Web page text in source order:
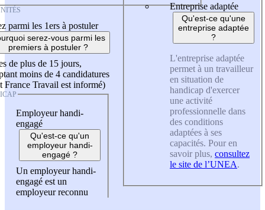
parmi les 1ers à postuler
serez-vous parmi les
premiers à postuler ?
de plus de 15 jours,
moins de 4 candidatures
France Travail est informé)
Employeur handi-
engagé
Qu'est-ce qu'un
employeur handi-
engagé ?
Un employeur handi-
engagé est un
employeur reconnu
Entreprise adaptée
Qu'est-ce qu'une
entreprise adaptée
?
L'entreprise adaptée
permet à un travailleur
en situation de
handicap d'exercer
une activité
professionnelle dans
des conditions
adaptées à ses
capacités. Pour en
savoir plus, consultez
le site de l’UNEA.